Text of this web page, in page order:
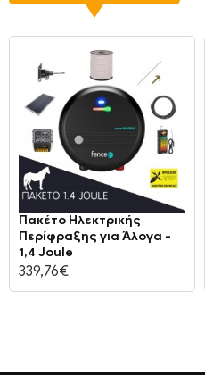
Πακέτο Ηλεκτρικής
Περίφραξης για Άλογα -
1,4 Joule
339,76€